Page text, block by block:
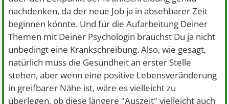
nachdenken, da der neue Job ja in absehbarer Zeit
beginnen könnte. Und für die Aufarbeitung Deiner
Themen mit Deiner Psychologin brauchst Du ja nicht
unbedingt eine Krankschreibung. Also, wie gesagt,
natürlich muss die Gesundheit an erster Stelle
stehen, aber wenn eine positive Lebensveränderung
in greifbarer Nähe ist, wäre es vielleicht zu
überlegen, ob diese längere "Auszeit" vielleicht auch